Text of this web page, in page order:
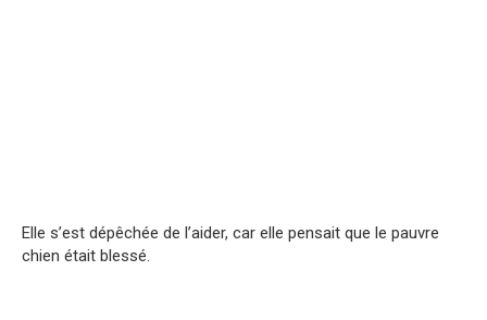
Elle s’est dépêchée de l’aider, car elle pensait que le pauvre
chien était blessé.